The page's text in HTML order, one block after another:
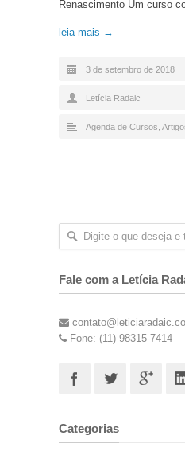
Renascimento Um curso
leia mais →
3 de setembro de 2018
Letícia Radaic
Agenda de Cursos
Fale com a Letícia
Fone: (11) 98315-7414
Categorias